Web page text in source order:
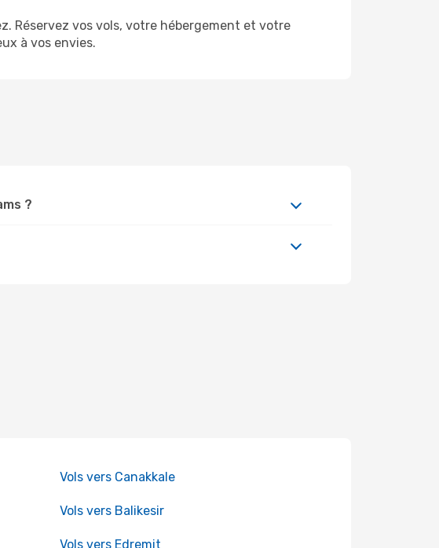
Réservez vos vols, votre hébergement et votre
à vos envies.
?
Vols vers Canakkale
Vols vers Balikesir
Vols vers Edremit